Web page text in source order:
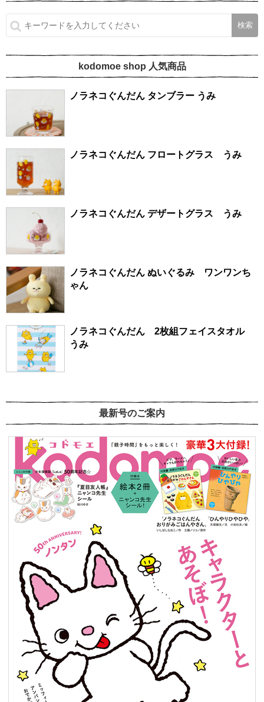
kodomoe shop 人気商品
ノラネコぐんだん タンブラー うみ
ノラネコぐんだん フロートグラス うみ
ノラネコぐんだん デザートグラス うみ
ノラネコぐんだん ぬいぐるみ ワンワンち
ゃん
ノラネコぐんだん 2枚組フェイスタオル
うみ
最新号のご案内